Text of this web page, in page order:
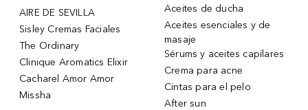
AIRE DE SEVILLA
Sisley Cremas Faciales
The Ordinary
Clinique Aromatics Elixir
Cacharel Amor Amor
Missha
Aceites de ducha
Aceites esenciales y de
masaje
Sérums y aceites capilares
Crema para acne
Cintas para el pelo
After sun